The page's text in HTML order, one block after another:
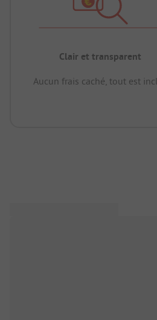
Clair et transparent
Aucun frais caché, tout est